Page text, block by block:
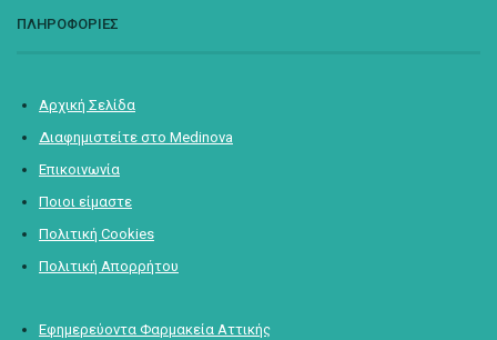
ΠΛΗΡΟΦΟΡΙΕΣ
Αρχική Σελίδα
Διαφημιστείτε στο Medinova
Επικοινωνία
Ποιοι είμαστε
Πολιτική Cookies
Πολιτική Απορρήτου
Εφημερεύοντα Φαρμακεία Αττικής